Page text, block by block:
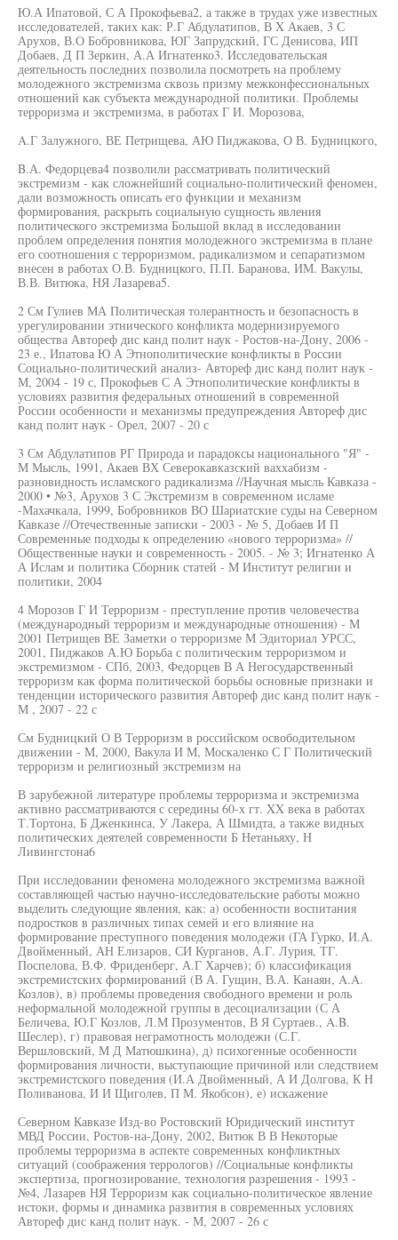
Ю.А Ипатовой, С А Прокофьева2, а также в трудах уже известных
исследователей, таких как: Р.Г Абдулатипов, В X Акаев, 3 С
Арухов, В.О Бобровникова, ЮГ Запрудский, ГС Денисова, ИП
Добаев, Д П Зеркин, А.А Игнатенко3. Исследовательская
деятельность последних позволила посмотреть на проблему
молодежного экстремизма сквозь призму межконфессиональных
отношений как субъекта международной политики. Проблемы
терроризма и экстремизма, в работах Г И. Морозова,
A.Г Залужного, ВЕ Петрищева, АЮ Пиджакова, О В. Будницкого,
B.А. Федорцева4 позволили рассматривать политический
экстремизм - как сложнейший социально-политический феномен,
дали возможность описать его функции и механизм
формирования, раскрыть социальную сущность явления
политического экстремизма Большой вклад в исследовании
проблем определения понятия молодежного экстремизма в плане
его соотношения с терроризмом, радикализмом и сепаратизмом
внесен в работах О.В. Будницкого, П.П. Баранова, ИМ. Вакулы,
В.В. Витюка, НЯ Лазарева5.
2 См Гулиев МА Политическая толерантность и безопасность в
урегулировании этнического конфликта модернизируемого
общества Автореф дис канд полит наук - Ростов-на-Дону, 2006 -
23 е., Ипатова Ю А Этнополитические конфликты в России
Социально-политический анализ- Автореф дис канд полит наук -
М, 2004 - 19 с, Прокофьев С А Этнополитические конфликты в
условиях развития федеральных отношений в современной
России особенности и механизмы предупреждения Автореф дис
канд полит наук - Орел, 2007 - 20 с
3 См Абдулатипов РГ Природа и парадоксы национального "Я" -
М Мысль, 1991, Акаев ВХ Северокавказский ваххабизм -
разновидность исламского радикализма //Научная мысль Кавказа -
2000 • №3, Арухов 3 С Экстремизм в современном исламе
-Махачкала, 1999, Бобровников ВО Шариатские суды на Северном
Кавказе //Отечественные записки - 2003 - № 5, Добаев И П
Современные подходы к определению «нового терроризма» //
Общественные науки и современность - 2005. - № 3; Игнатенко А
А Ислам и политика Сборник статей - М Институт религии и
политики, 2004
4 Морозов Г И Терроризм - преступление против человечества
(международный терроризм и международные отношения) - М
2001 Петрищев ВЕ Заметки о терроризме М Эдиториал УРСС,
2001, Пиджаков А.Ю Борьба с политическим терроризмом и
экстремизмом - СПб, 2003, Федорцев В А Негосударственный
терроризм как форма политической борьбы основные признаки и
тенденции исторического развития Автореф дис канд полит наук -
М , 2007 - 22 с
См Будницкий О В Терроризм в российском освободительном
движении - М, 2000, Вакула И М, Москаленко С Г Политический
терроризм и религиозный экстремизм на
В зарубежной литературе проблемы терроризма и экстремизма
активно рассматриваются с середины 60-х гт. XX века в работах
Т.Тортона, Б Дженкинса, У Лакера, А Шмидта, а также видных
политических деятелей современности Б Нетаньяху, Н
Ливингстона6
При исследовании феномена молодежного экстремизма важной
составляющей частью научно-исследовательские работы можно
выделить следующие явления, как: а) особенности воспитания
подростков в различных типах семей и его влияние на
формирование преступного поведения молодежи (ГА Гурко, И.А.
Двойменный, АН Елизаров, СИ Курганов, А.Г. Лурия, ТГ.
Поспелова, В.Ф. Фриденберг, А.Г Харчев); б) классификация
экстремистских формирований (В А. Гущин, В.А. Канаян, A.A.
Козлов), в) проблемы проведения свободного времени и роль
неформальной молодежной группы в десоциализации (С А
Беличева, Ю.Г Козлов, Л.М Прозументов, В Я Суртаев., A.B.
Шеслер), г) правовая неграмотность молодежи (С.Г.
Вершловский, М Д Матюшкина), д) психогенные особенности
формирования личности, выступающие причиной или следствием
экстремистского поведения (И.А Двойменный, А И Долгова, К Н
Поливанова, И И Щиголев, П М. Якобсон), е) искажение
Северном Кавказе Изд-во Ростовский Юридический институт
МВД России, Ростов-на-Дону, 2002, Витюк В В Некоторые
проблемы терроризма в аспекте современных конфликтных
ситуаций (соображения террологов) //Социальные конфликты
экспертиза, прогнозирование, технология разрешения - 1993 -
№4, Лазарев НЯ Терроризм как социально-политическое явление
истоки, формы и динамика развития в современных условиях
Автореф дис канд полит наук. - М, 2007 - 26 с